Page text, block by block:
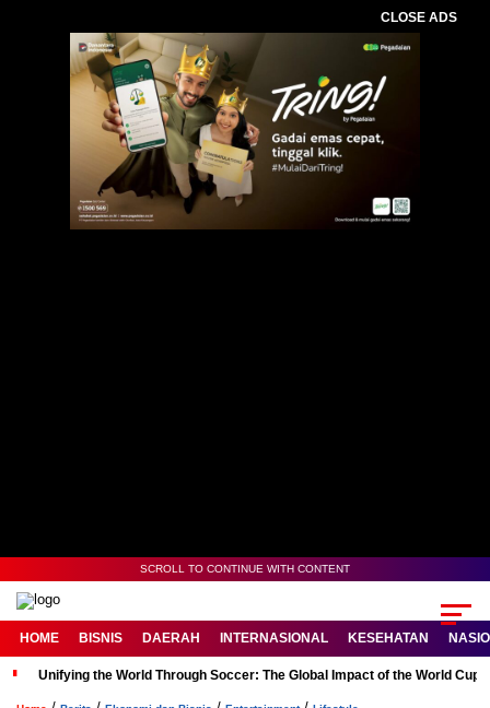
CLOSE ADS
SCROLL TO CONTINUE WITH CONTENT
HOME BISNIS DAERAH INTERNASIONAL KESEHATAN
Unifying the World Through Soccer: The Global Impact of the World Cup